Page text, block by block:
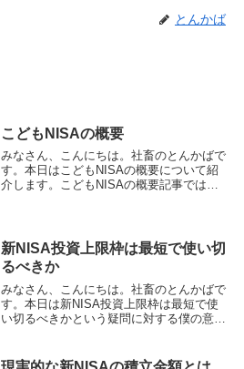
とんかば
こどもNISAの概要
みなさん、こんにちは。社畜のとんかばで
す。本日はこどもNISAの概要について紹
介します。こどもNISAの概要記事ではこ
僕...
新NISA投資上限枠は最短で使い切
るべきか
みなさん、こんにちは。社畜のとんかばで
す。本日は新NISA投資上限枠は最短で使
い切るべきかという疑問に対する僕の意見
がNISAをもっとうまく使いこなすポイン